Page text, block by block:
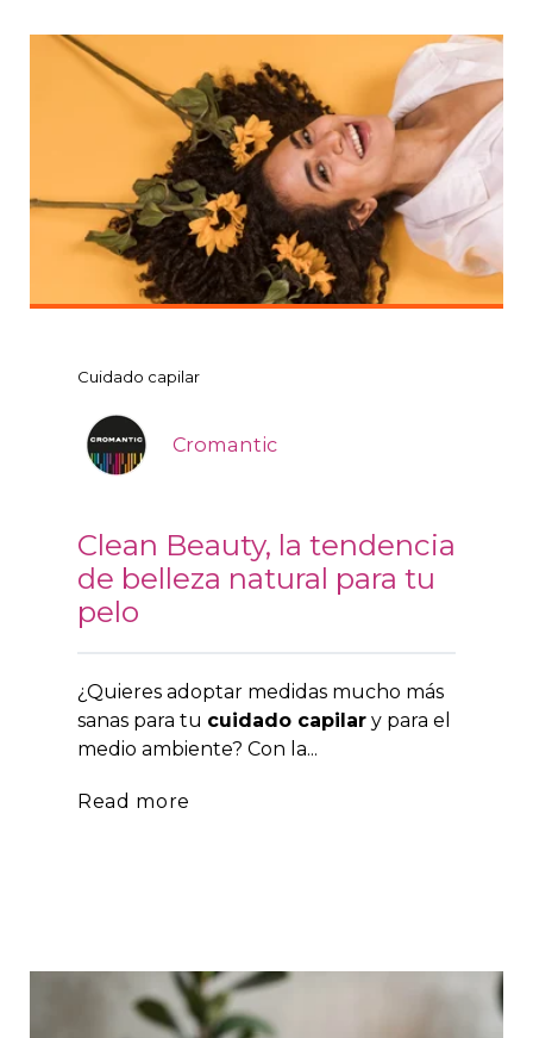
Cuidado capilar
Cromantic
Clean Beauty, la tendencia
de belleza natural para tu
pelo
¿Quieres adoptar medidas mucho más
sanas para tu cuidado capilar y para el
medio ambiente? Con la...
Read more